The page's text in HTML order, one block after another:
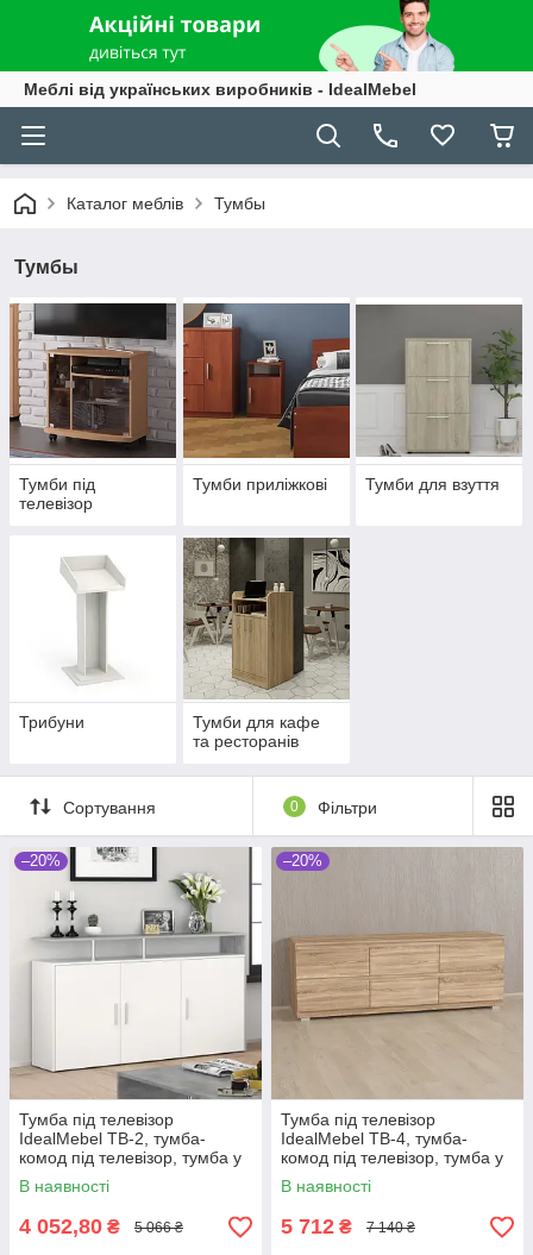
Меблі від українських виробників - IdealMebel
Каталог меблів Тумбы
Тумбы
Тумби під
телевізор
Тумби приліжкові Тумби для взуття
Трибуни
Тумби для кафе
та ресторанів
Сортування 0 Фільтри
–20%
Тумба під телевізор
IdealMebel ТВ-2, тумба-
комод під телевізор, тумба у
вітальню, тумбочка
В наявності
4 052,80 ₴ 5 066 ₴
–20%
Тумба під телевізор
IdealMebel ТВ-4, тумба-
комод під телевізор, тумба у
вітальню, тумбочка
В наявності
5 712 ₴ 7 140 ₴